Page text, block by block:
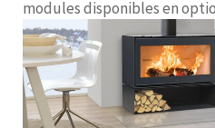
modules disponibles en